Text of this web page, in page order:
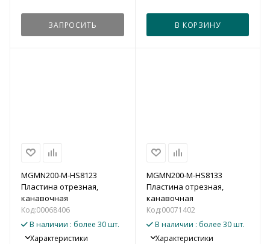
ЗАПРОСИТЬ В КОРЗИНУ
MGMN200-M-HS8123
Пластина отрезная,
канавочная
Код:00068406
В наличии : более 30 шт.
Характеристики
MGMN200-M-HS8133
Пластина отрезная,
канавочная
Код:00071402
В наличии : более 30 шт.
Характеристики